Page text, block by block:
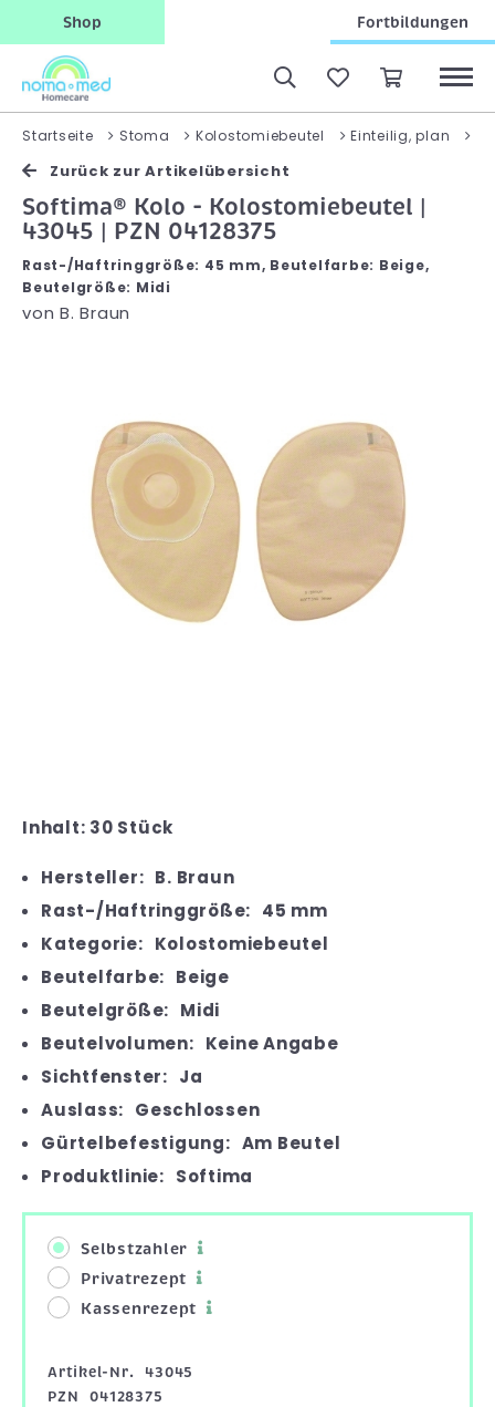
Shop Fortbildungen
Startseite Stoma Kolostomiebeutel Einteilig, plan
Zurück zur Artikelübersicht
Softima® Kolo - Kolostomiebeutel |
43045 | PZN 04128375
Rast-/Haftringgröße: 45 mm, Beutelfarbe: Beige,
Beutelgröße: Midi
von B. Braun
Inhalt: 30 Stück
Hersteller: B. Braun
Rast-/Haftringgröße: 45 mm
Kategorie: Kolostomiebeutel
Beutelfarbe: Beige
Beutelgröße: Midi
Beutelvolumen: Keine Angabe
Sichtfenster: Ja
Auslass: Geschlossen
Gürtelbefestigung: Am Beutel
Produktlinie: Softima
Selbstzahler
Privatrezept
Kassenrezept
Artikel-Nr.
43045
PZN
04128375